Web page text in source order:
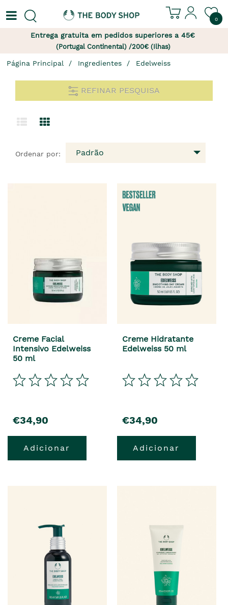
0
Entrega gratuita em pedidos superiores a 45€
(Portugal Continental) /200€ (Ilhas)
Página Principal Ingredientes Edelweiss
REFINAR PESQUISA
Ordenar por: Padrão
Creme Facial
Intensivo Edelweiss
50 ml
precio
€34,90
Adicionar
Creme Hidratante
Edelweiss 50 ml
precio
€34,90
Adicionar